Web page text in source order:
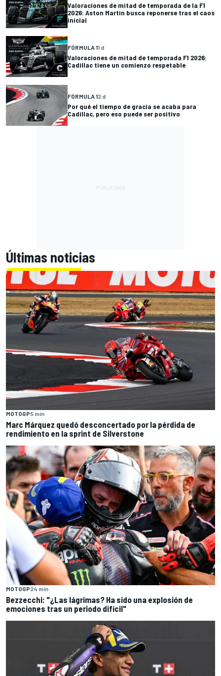
Valoraciones de mitad de temporada de la F1
2026: Aston Martin busca reponerse tras el caos
inicial
FÓRMULA 11 d
Valoraciones de mitad de temporada F1 2026:
Cadillac tiene un comienzo respetable
FÓRMULA 12 d
Por qué el tiempo de gracia se acaba para
Cadillac, pero eso puede ser positivo
Últimas noticias
MOTOGP5 min
Marc Márquez quedó desconcertado por la pérdida de
rendimiento en la sprint de Silverstone
MOTOGP24 min
Bezzecchi: "¿Las lágrimas? Ha sido una explosión de
emociones tras un periodo difícil"